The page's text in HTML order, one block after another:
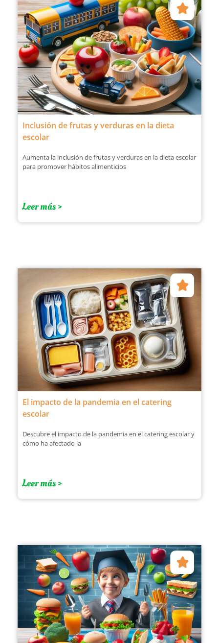
Inclusión de frutas y verduras en la dieta
escolar
Aumenta la inclusión de frutas y verduras en la dieta escolar
para promover hábitos alimenticios
Leer más >
El impacto de la pandemia en el catering
escolar
Descubre el impacto de la pandemia en el catering escolar y
cómo ha afectado la
Leer más >